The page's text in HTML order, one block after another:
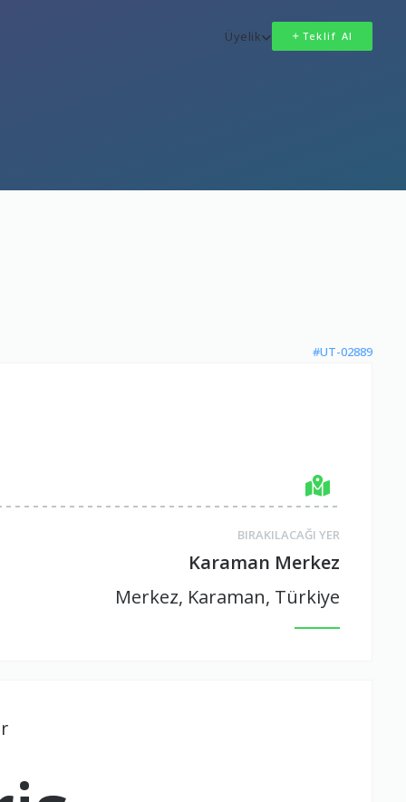
Üyelik Teklif Al
#UT-02889
BIRAKILACAĞI YER
Karaman Merkez
Merkez, Karaman, Türkiye